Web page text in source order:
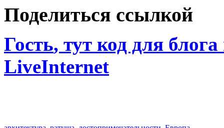
Поделиться ссылкой
Гость, тут код для
LiveInternet